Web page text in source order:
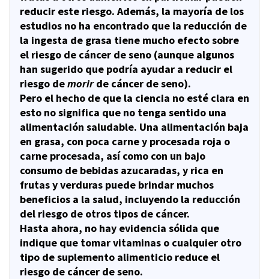
reducir este riesgo. Además, la mayoría de los
estudios no ha encontrado que la reducción de
la ingesta de grasa tiene mucho efecto sobre
el riesgo de cáncer de seno (aunque algunos
han sugerido que podría ayudar a reducir el
riesgo demorirde cáncer de seno).
Pero el hecho de que la ciencia no esté clara en
esto no significa que no tenga sentido una
alimentación saludable. Una alimentación baja
en grasa, con poca carne y procesada roja o
carne procesada, así como con un bajo
consumo de bebidas azucaradas, y rica en
frutas y verduras puede brindar muchos
beneficios a la salud, incluyendo la reducción
del riesgo de otros tipos de cáncer.
Hasta ahora, no hay evidencia sólida que
indique que tomar vitaminas o cualquier otro
tipo de suplemento alimenticio reduce el
riesgo de cáncer de seno.